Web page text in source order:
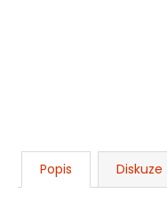
Popis Diskuze